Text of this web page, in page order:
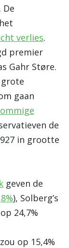
verlies.
premier
Gahr Støre.
gaan
de
in grootte
geven de
), Solberg’s
24,7%
op 15,4%